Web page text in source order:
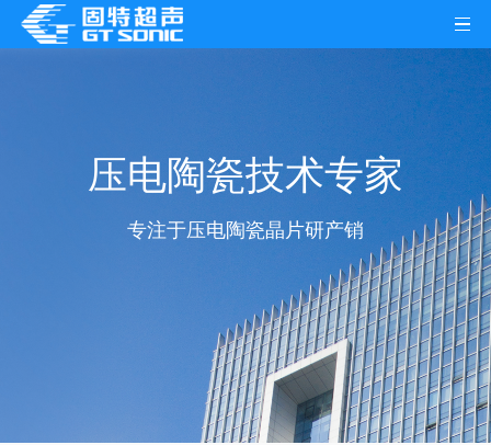
压电陶瓷技术专家
专注于压电陶瓷晶片研产销